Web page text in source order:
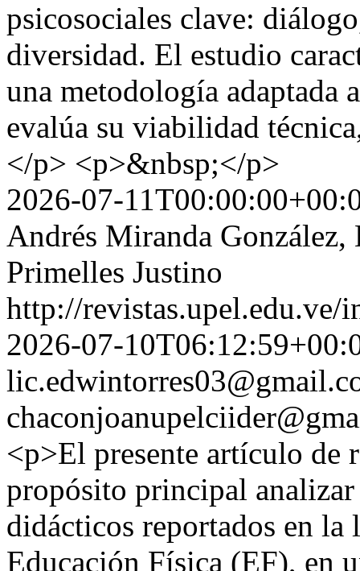
psicosociales clave:
diversidad. El estudio
una metodología adaptada
evalúa su viabilidad
</p> <p>&nbsp;</p>
2026-07-
Andrés Miranda
Primelles Justino
http://
2026-07-
<p>El presente artículo de
propósito principal
didácticos reportados en
Educación Física (EF), en